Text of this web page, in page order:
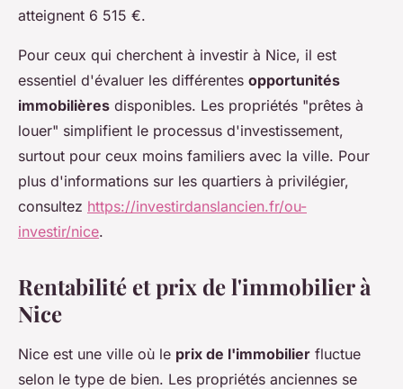
atteignent 6 515 €.
Pour ceux qui cherchent à investir à Nice, il est
essentiel d'évaluer les différentes opportunités
immobilières disponibles. Les propriétés "prêtes à
louer" simplifient le processus d'investissement,
surtout pour ceux moins familiers avec la ville. Pour
plus d'informations sur les quartiers à privilégier,
consultez https://investirdanslancien.fr/ou-
investir/nice.
Rentabilité et prix de l'immobilier à
Nice
Nice est une ville où le prix de l'immobilier fluctue
selon le type de bien. Les propriétés anciennes se